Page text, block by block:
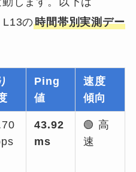
L13の時間帯別実測デー
Ping
値
速度
傾向
43.92
ms
🟢 高
速